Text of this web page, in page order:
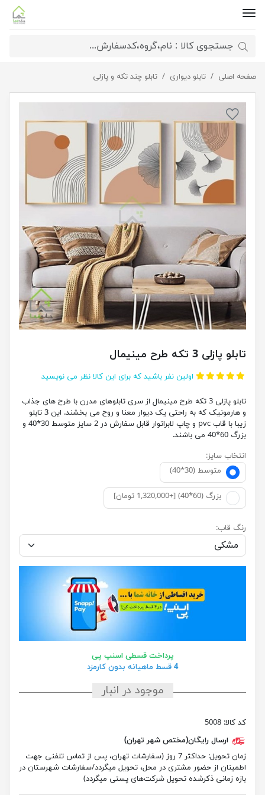
صفحه اصلی تابلو دیواری تابلو چند تکه و پازلی تابلو پازلی 3 تکه طرح مینیمال
تابلو پازلی 3 تکه طرح مینیمال
اولین نفر باشید که برای این کالا نظر می نویسید
تابلو پازلی 3 تکه طرح مینیمال از سری تابلوهای مدرن با طرح های جذاب
و هارمونیک که به راحتی یک دیوار معنا و روح می بخشند. این 3 تابلو
زیبا با قاب pvc و چاپ لابراتوار قابل سفارش در 2 سایز متوسط 30*40 و
بزرگ 60*40 می باشند.
انتخاب سایز:
متوسط (30*40)
بزرگ (60*40) [+1,320,000 تومان]
رنگ قاب:
پرداخت قسطی اسنپ پی
4 قسط ماهیانه بدون کارمزد
موجود در انبار
کد کالا: 5008
ارسال رایگان(مختص شهر تهران)
زمان تحویل:
حداکثر 7 روز (سفارشات تهران، پس از تماس تلفنی جهت
اطمینان از حضور مشتری در محل، تحویل میگردد/سفارشات شهرستان در
بازه زمانی ذکرشده تحویل شرکت‌های پستی میگردد)